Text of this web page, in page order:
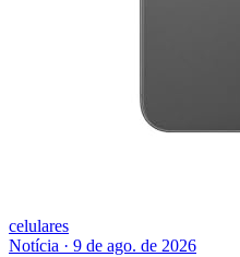
celulares
Notícia · 9 de ago. de 2026